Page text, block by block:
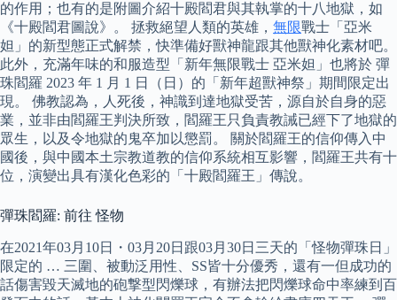
的作用；也有的是附圖介紹十殿閻君與其執掌的十八地獄，如
《十殿閻君圖說》。 拯救絕望人類的英雄， 無限戰士「亞米
妲」的新型態正式解禁，快準備好獸神龍跟其他獸神化素材吧。
此外，充滿年味的和服造型「新年無限戰士 亞米妲」也將於 彈
珠閻羅 2023 年 1 月 1 日（日）的「新年超獸神祭」期間限定出
現。 佛教認為，人死後，神識到達地獄受苦，源自於自身的惡
業，並非由閻羅王判決所致，閻羅王只負責教誡已經下了地獄的
眾生，以及令地獄的鬼卒加以懲罰。 關於閻羅王的信仰傳入中
國後，與中國本土宗教道教的信仰系統相互影響，閻羅王共有十
位，演變出具有漢化色彩的「十殿閻羅王」傳說。
彈珠閻羅: 前往 怪物
在2021年03月10日・03月20日跟03月30日三天的「怪物彈珠日」
限定的 … 三圍、被動泛用性、SS皆十分優秀，還有一但成功的
話傷害毀天滅地的砲撃型閃爍球，有辦法把閃爍球命中率練到百